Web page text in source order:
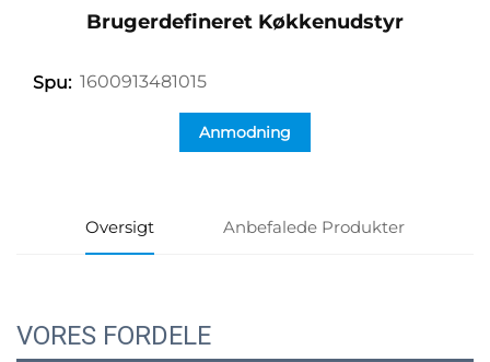
Brugerdefineret Køkkenudstyr
Spu: 1600913481015
Anmodning
Oversigt Anbefalede Produkter
VORES FORDELE